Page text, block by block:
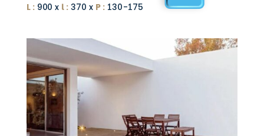
L :900 x l :370 x P :130-175